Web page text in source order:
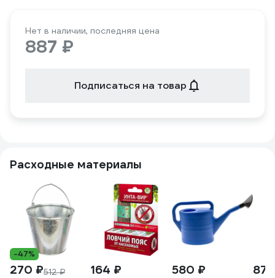
Нет в наличии, последняя цена
887 ₽
Подписаться на товар
Расходные материалы
-47%
270 ₽512 ₽ 164 ₽ 580 ₽